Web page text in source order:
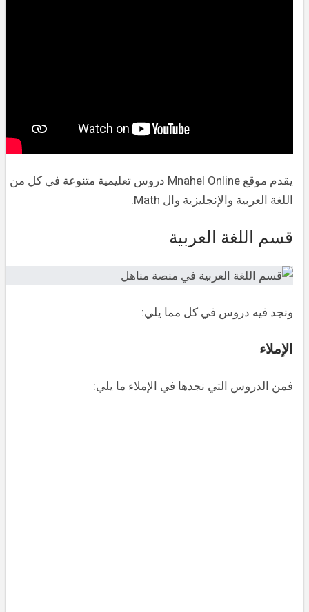
يقدم موقع Mnahel Online دروس تعليمية متنوعة في كل من
اللغة العربية والإنجليزية وال Math.
قسم اللغة العربية
ونجد فيه دروس في كل مما يلي:
الإملاء
فمن الدروس التي نجدها في الإملاء ما يلي: